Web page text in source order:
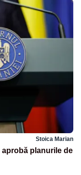
Stoica Marian
planurile de